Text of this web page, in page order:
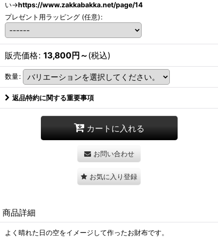
い→https://www.zakkabakka.net/page/14
プレゼント用ラッピング (任意):
販売価格: 13,800円～(税込)
数量:
返品特約に関する重要事項
カートに入れる
お問い合わせ
お気に入り登録
商品詳細
よく晴れた日の空をイメージして作ったお財布です。